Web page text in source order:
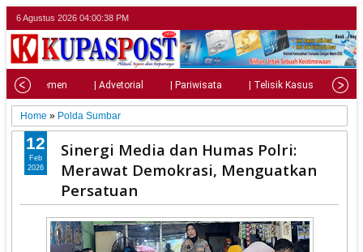
6 Agustus 2026 04:00:40 PM
| Parlemen | Advetorial | Pariwisata | Telisik Kasus |
Home » Polda Sumbar
Sinergi Media dan Humas Polri:
Merawat Demokrasi, Menguatkan
Persatuan
12
Feb
2026